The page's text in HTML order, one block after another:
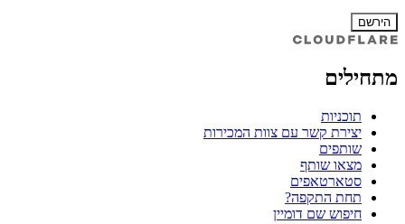
הירשם
מתחילים
תוכניות
יצירת קשר עם צוות המכירות
שותפים
מצאו שותף
סטארטאפים
תחת התקפה?
חיפוש שם דומיין